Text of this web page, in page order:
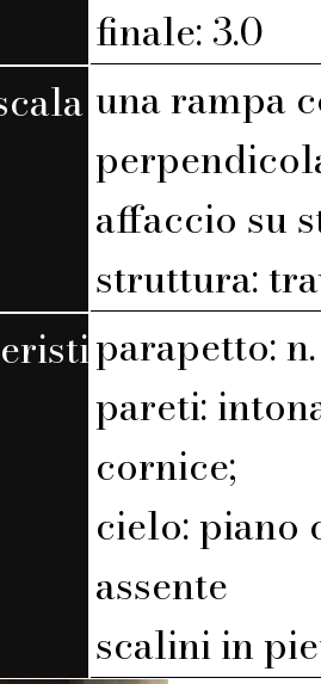
finale: 3.0
una rampa
affaccio su
struttura:
parapetto:
pareti:
cornice;
cielo: piano
assente
scalini in